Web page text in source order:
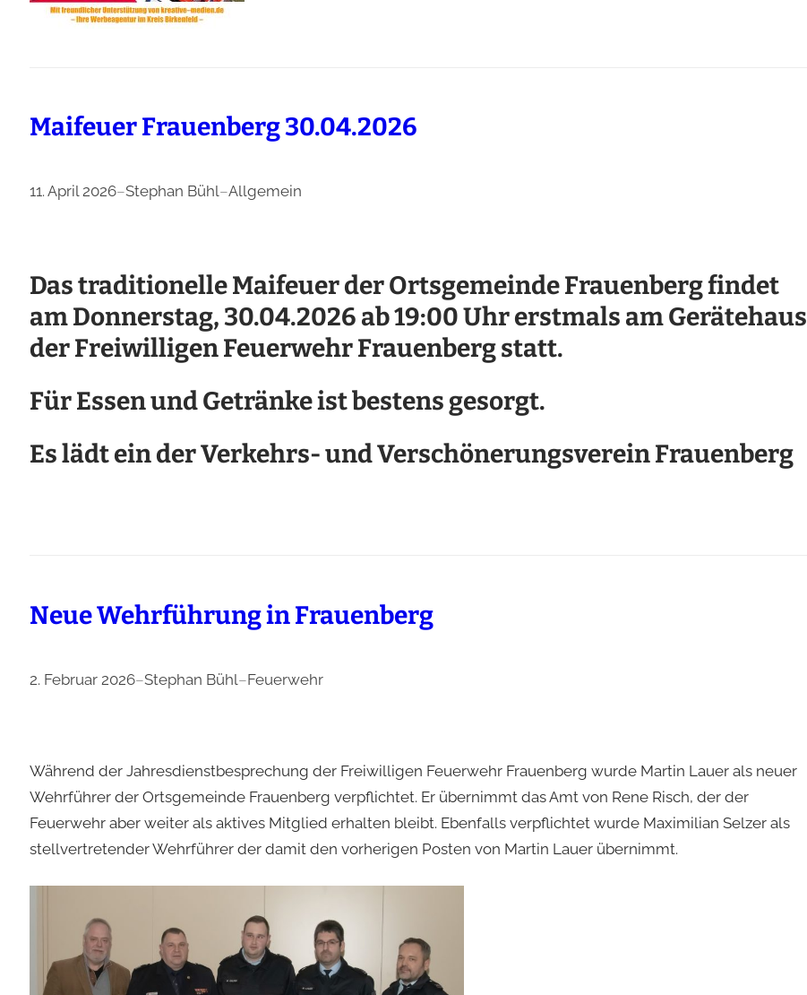
Maifeuer Frauenberg 30.04.2026
11. April 2026–Stephan Bühl–Allgemein
Das traditionelle Maifeuer der Ortsgemeinde Frauenberg findet
am Donnerstag, 30.04.2026 ab 19:00 Uhr erstmals am Gerätehaus
der Freiwilligen Feuerwehr Frauenberg statt.
Für Essen und Getränke ist bestens gesorgt.
Es lädt ein der Verkehrs- und Verschönerungsverein Frauenberg
Neue Wehrführung in Frauenberg
2. Februar 2026–Stephan Bühl–Feuerwehr
Während der Jahresdienstbesprechung der Freiwilligen Feuerwehr Frauenberg wurde Martin Lauer als neuer
Wehrführer der Ortsgemeinde Frauenberg verpflichtet. Er übernimmt das Amt von Rene Risch, der der
Feuerwehr aber weiter als aktives Mitglied erhalten bleibt. Ebenfalls verpflichtet wurde Maximilian Selzer als
stellvertretender Wehrführer der damit den vorherigen Posten von Martin Lauer übernimmt.